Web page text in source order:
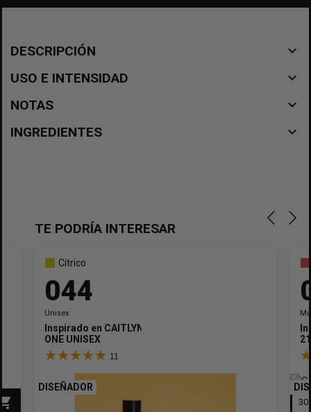
DESCRIPCIÓN navigate_before
USO E INTENSIDAD navigate_before
NOTAS navigate_before
INGREDIENTES navigate_before
TE PODRÍA INTERESAR
Cítrico
044
Unisex
Inspirado en CAITLYN
ONE UNISEX
11
DISEÑADOR